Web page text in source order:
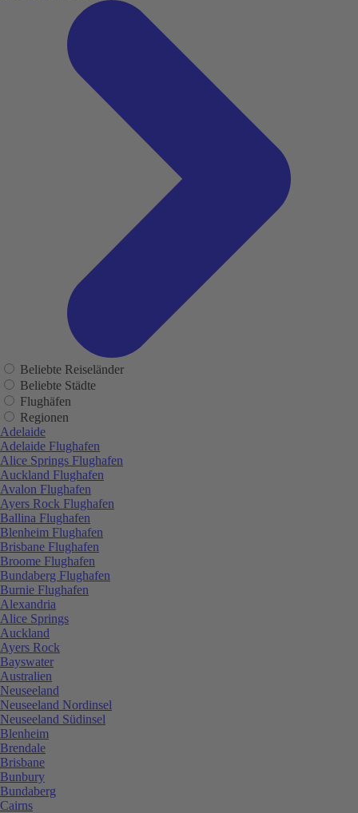
Beliebte Reiseländer
Beliebte Städte
Flughäfen
Regionen
Adelaide
Adelaide Flughafen
Alice Springs Flughafen
Auckland Flughafen
Avalon Flughafen
Ayers Rock Flughafen
Ballina Flughafen
Blenheim Flughafen
Brisbane Flughafen
Broome Flughafen
Bundaberg Flughafen
Burnie Flughafen
Alexandria
Alice Springs
Auckland
Ayers Rock
Bayswater
Australien
Neuseeland
Neuseeland Nordinsel
Neuseeland Südinsel
Blenheim
Brendale
Brisbane
Bunbury
Bundaberg
Cairns